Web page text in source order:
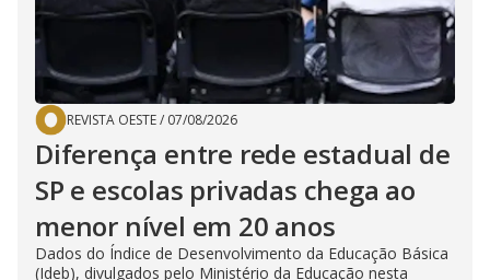
REVISTA OESTE/ 07/08/2026
Diferença entre rede estadual de
SP e escolas privadas chega ao
menor nível em 20 anos
Dados do Índice de Desenvolvimento da Educação Básica
(Ideb), divulgados pelo Ministério da Educação nesta